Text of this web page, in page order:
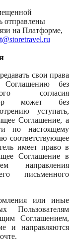
отправлены
на Платформе,
свои права
без
согласия
может без
уступать,
Соглашение, а
по настоящему
соответствующее
имеет право в
Соглашение в
направления
письменного
или иные
Пользователям
Соглашением,
и направляются